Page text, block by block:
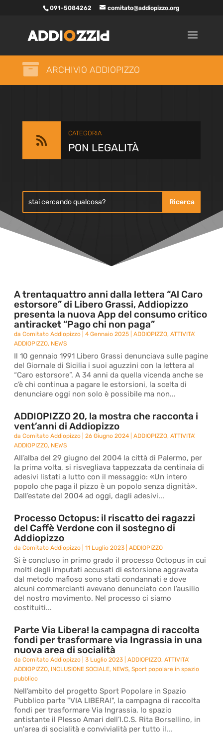
091-5084262 comitato@addiopizzo.org
 ARCHIVIO ADDIOPIZZO

CATEGORIA
PON LEGALITÀ
A trentaquattro anni dalla lettera “Al Caro
estorsore” di Libero Grassi, Addiopizzo
presenta la nuova App del consumo critico
antiracket “Pago chi non paga”
daComitato Addiopizzo |4 Gennaio 2025 |ADDIOPIZZO,ATTIVITA'
ADDIOPIZZO, NEWS
Il 10 gennaio 1991 Libero Grassi denunciava sulle pagine
del Giornale di Sicilia i suoi aguzzini con la lettera al
“Caro estorsore”. A 34 anni da quella vicenda anche se
c’è chi continua a pagare le estorsioni, la scelta di
denunciare oggi non solo è possibile ma non...
ADDIOPIZZO 20, la mostra che racconta i
vent’anni di Addiopizzo
daComitato Addiopizzo |26 Giugno 2024 |ADDIOPIZZO,ATTIVITA'
ADDIOPIZZO, NEWS
All’alba del 29 giugno del 2004 la città di Palermo, per
la prima volta, si risvegliava tappezzata da centinaia di
adesivi listati a lutto con il messaggio: «Un intero
popolo che paga il pizzo è un popolo senza dignità».
Dall’estate del 2004 ad oggi, dagli adesivi...
Processo Octopus: il riscatto dei ragazzi
del Caffè Verdone con il sostegno di
Addiopizzo
daComitato Addiopizzo |11 Luglio 2023 |ADDIOPIZZO
Si è concluso in primo grado il processo Octopus in cui
molti degli imputati accusati di estorsione aggravata
dal metodo mafioso sono stati condannati e dove
alcuni commercianti avevano denunciato con l’ausilio
del nostro movimento. Nel processo ci siamo
costituiti...
Parte Via Libera! la campagna di raccolta
fondi per trasformare via Ingrassia in una
nuova area di socialità
daComitato Addiopizzo |3 Luglio 2023 |ADDIOPIZZO,ATTIVITA'
ADDIOPIZZO, INCLUSIONE SOCIALE, NEWS,Sport popolare in spazio
pubblico
Nell’ambito del progetto Sport Popolare in Spazio
Pubblico parte "VIA LIBERA!", la campagna di raccolta
fondi per trasformare Via Ingrassia, lo spazio
antistante il Plesso Amari dell’I.C.S. Rita Borsellino, in
un'area di socialità e convivialità per tutto il...